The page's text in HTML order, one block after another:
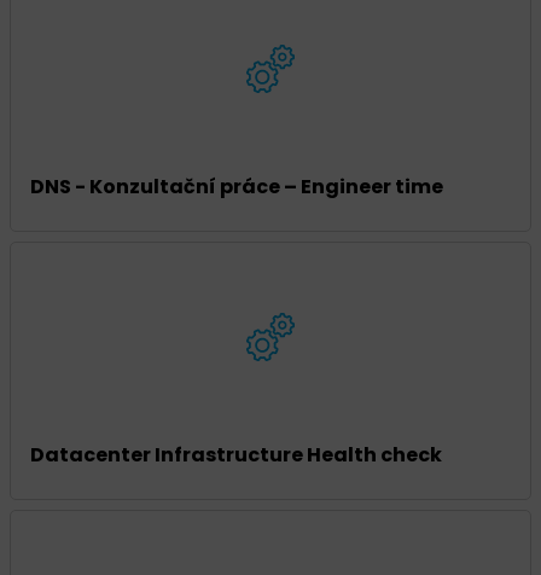
DNS - Konzultační práce – Engineer time
Datacenter Infrastructure Health check